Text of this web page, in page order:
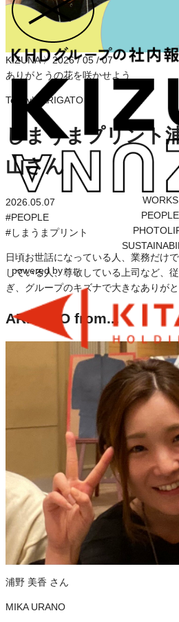
WORKS
PEOPLE
powered by
KIZUNA〉 2026 / 05 / 07
ありがとうの花を咲かせよう
Today’s ARIGATO
しまうまプリント
山さん
2026.05.07
#PEOPLE
#しまうまプリント
日頃お世話になっている人、業務だけ
している人、尊敬している上司など、
ぎ、グループのキズナで大きなありが
ARIGATO from...
浦野 美香 さん
MIKA URANO